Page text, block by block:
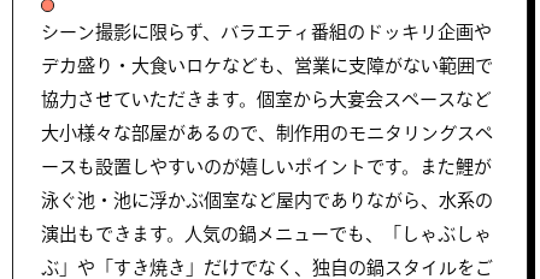
シーン撮影に限らず、バラエティ番組のドッキリ企画や
デカ盛り・大食いロケなども、営業に支障がない範囲で
協力させていただきます。個室から大宴会スペースなど
大小様々な部屋があるので、制作用のモニタリングスペ
ースも設置しやすいのが嬉しいポイントです。また鯉が
泳ぐ池・池に浮かぶ個室など屋内でありながら、水系の
演出もできます。人気の鍋メニューでも、「しゃぶしゃ
ぶ」や「すき焼き」だけでなく、独自の鍋スタイルをご